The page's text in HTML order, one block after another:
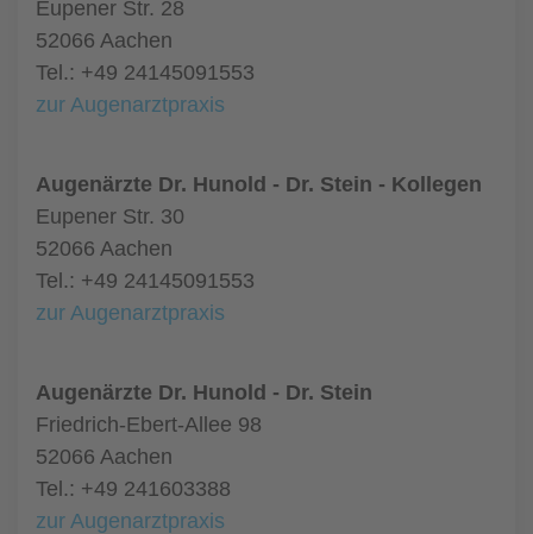
Eupener Str. 28
52066 Aachen
Tel.: +49 24145091553
zur Augenarztpraxis
Augenärzte Dr. Hunold - Dr. Stein - Kollegen
Eupener Str. 30
52066 Aachen
Tel.: +49 24145091553
zur Augenarztpraxis
Augenärzte Dr. Hunold - Dr. Stein
Friedrich-Ebert-Allee 98
52066 Aachen
Tel.: +49 241603388
zur Augenarztpraxis